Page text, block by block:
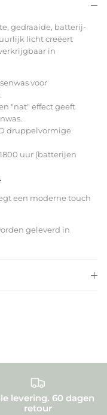
gedraaide, batterij-
licht creëert
in
voor
"nat" effect geeft
druppelvormige
uur (batterijen
een moderne touch
geleverd in
levering. 60 dagen
retour